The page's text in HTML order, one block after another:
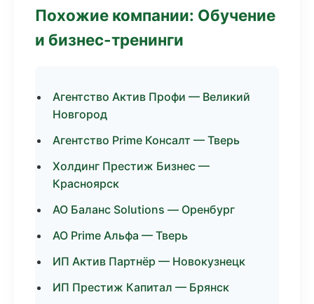
Похожие компании: Обучение
и бизнес-тренинги
Агентство Актив Профи — Великий
Новгород
Агентство Prime Консалт — Тверь
Холдинг Престиж Бизнес —
Красноярск
АО Баланс Solutions — Оренбург
АО Prime Альфа — Тверь
ИП Актив Партнёр — Новокузнецк
ИП Престиж Капитал — Брянск